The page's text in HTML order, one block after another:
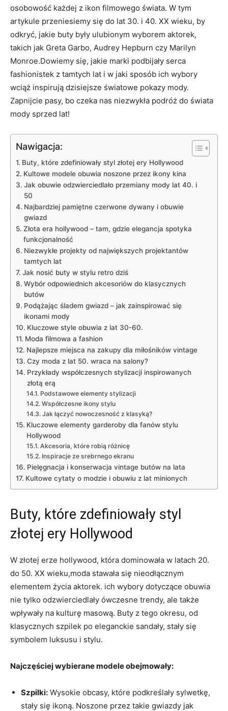
osobowość każdej z ikon filmowego świata. W tym
artykule przeniesiemy się do lat 30. i 40. XX wieku, by
odkryć, jakie buty były ulubionym wyborem aktorek,
takich jak Greta Garbo, Audrey Hepburn czy Marilyn
Monroe.Dowiemy się, jakie marki podbijały serca
fashionistek z tamtych lat i w jaki sposób ich wybory
wciąż inspirują dzisiejsze światowe pokazy mody.
Zapnijcie pasy, bo czeka nas niezwykła podróż do świata
mody sprzed lat!
Nawigacja:
Buty, które zdefiniowały styl złotej ery Hollywood
Kultowe modele obuwia noszone przez ikony kina
Jak obuwie odzwierciedlało przemiany mody lat 40. i
50
Najbardziej pamiętne czerwone dywany i obuwie
gwiazd
Złota era hollywood – tam, gdzie elegancja spotyka
funkcjonalność
Niezwykłe projekty od największych projektantów
tamtych lat
Jak nosić buty w stylu retro dziś
Wybór odpowiednich akcesoriów do klasycznych
butów
Podążając śladem gwiazd – jak zainspirować się
ikonami mody
Kluczowe style obuwia z lat 30-60.
Moda filmowa a fashion
Najlepsze miejsca na zakupy dla miłośników vintage
Czy moda z lat 50. wraca na salony?
Przykłady współczesnych stylizacji inspirowanych
złotą erą
Podstawowe elementy stylizacji
Współczesne ikony stylu
Jak łączyć nowoczesność z klasyką?
Kluczowe elementy garderoby dla fanów stylu
Hollywood
Akcesoria, które robią różnicę
Inspiracje ze srebrnego ekranu
Pielęgnacja i konserwacja vintage butów na lata
Kultowe cytaty o modzie i obuwiu z lat minionych
Buty, które zdefiniowały styl
złotej ery Hollywood
W złotej erze hollywood, która dominowała w latach 20.
do 50. XX wieku,moda stawała się nieodłącznym
elementem życia aktorek. ich wybory dotyczące obuwia
nie tylko odzwierciedlały ówczesne trendy, ale także
wpływały na kulturę masową. Buty z tego okresu, od
klasycznych szpilek po eleganckie sandały, stały się
symbolem luksusu i stylu.
Najczęściej wybierane modele obejmowały:
Szpilki: Wysokie obcasy, które podkreślały sylwetkę,
stały się ikoną. Noszone przez takie gwiazdy jak